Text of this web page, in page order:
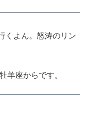
くよん。怒涛のリン
羊座からです。